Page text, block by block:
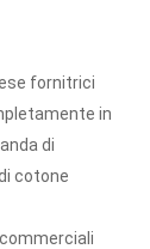
fornitrici
in
di
cotone